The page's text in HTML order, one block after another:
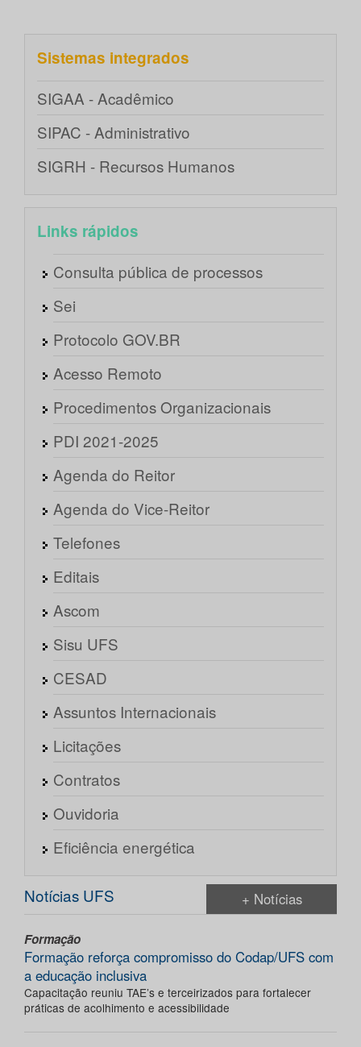
Sistemas integrados
SIGAA - Acadêmico
SIPAC - Administrativo
SIGRH - Recursos Humanos
Links rápidos
Consulta pública de processos
Sei
Protocolo GOV.BR
Acesso Remoto
Procedimentos Organizacionais
PDI 2021-2025
Agenda do Reitor
Agenda do Vice-Reitor
Telefones
Editais
Ascom
Sisu UFS
CESAD
Assuntos Internacionais
Licitações
Contratos
Ouvidoria
Eficiência energética
Notícias UFS + Notícias
Formação
Formação reforça compromisso do Codap/UFS com
a educação inclusiva
Capacitação reuniu TAE’s e terceirizados para fortalecer
práticas de acolhimento e acessibilidade